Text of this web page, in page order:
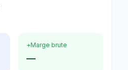
+Marge brute
—